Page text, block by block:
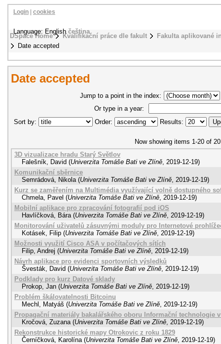
DSpace Home Kvalifikační práce dle fakult
Fakulta aplikované
Date accepted
Login cookies
Language: Englishčeština
Date accepted
Jump to a point in the index:
Or type in a year:
Sort by:
Order: Results:
Now showing items 1-20 of 20
3D vizualizace hradu Starý Světlov
Falešník, David (Univerzita Tomáše Bati ve Zlíně, 2019-12-19)
Komunikační sběrnice
Semrádová, Nikola (Univerzita Tomáše Bati ve Zlíně, 2019-12-19)
Kurz se zaměřením na Multimédia využívající volně dostupného
Chmela, Pavel (Univerzita Tomáše Bati ve Zlíně, 2019-12-19)
Mobilní aplikace pro zpracování fotografií pod iOS
Havlíčková, Bára (Univerzita Tomáše Bati ve Zlíně, 2019-12-19)
Monitorování uživatelů zásuvnými moduly pro Internetové
Kotásek, Filip (Univerzita Tomáše Bati ve Zlíně, 2019-12-19)
Možnosti využití Cisco ASA v počítačových sítích
Filip, Andrej (Univerzita Tomáše Bati ve Zlíně, 2019-12-19)
Návrh aplikace pro evidenci sportovních výsledků
Švesták, David (Univerzita Tomáše Bati ve Zlíně, 2019-12-19)
Podklady pro kurz Datové sklady
Prokop, Jan (Univerzita Tomáše Bati ve Zlíně, 2019-12-19)
Problém škálovatelnosti Bitcoinu
Mechl, Matyáš (Univerzita Tomáše Bati ve Zlíně, 2019-12-19)
Propagační materiály bakalářského oboru Informační technologie
Kročová, Zuzana (Univerzita Tomáše Bati ve Zlíně, 2019-12-19)
Rekonstrukce historické mapy Otrokovic z roku 1829
Černíčková, Karolína (Univerzita Tomáše Bati ve Zlíně, 2019-12-19)